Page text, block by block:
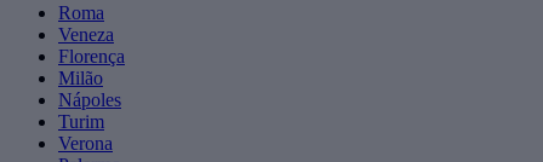
Roma
Veneza
Florença
Milão
Nápoles
Turim
Verona